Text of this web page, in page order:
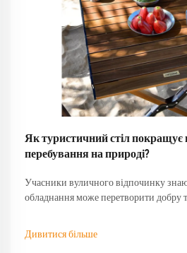
Як туристичний стіл покращує
перебування на природі?
Учасники вуличного відпочинку
обладнання може перетворити добру
для безлічі активностей на свіжому
Дивитися більше